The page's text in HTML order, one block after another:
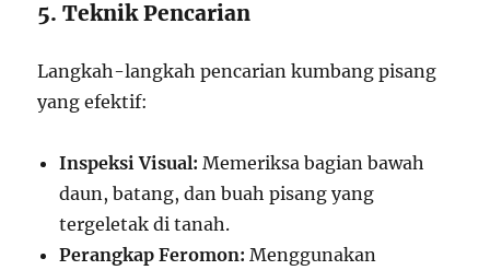
5. Teknik Pencarian
Langkah-langkah pencarian kumbang pisang
yang efektif:
Inspeksi Visual: Memeriksa bagian bawah
daun, batang, dan buah pisang yang
tergeletak di tanah.
Perangkap Feromon: Menggunakan